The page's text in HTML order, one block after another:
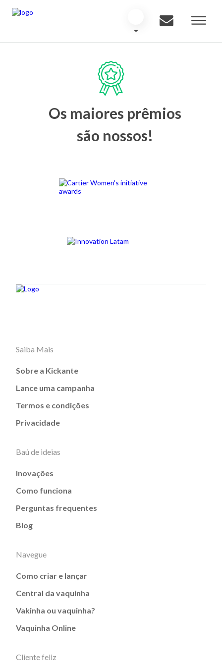
Os maiores prêmios
são nossos!
Saiba Mais
Sobre a Kickante
Lance uma campanha
Termos e condições
Privacidade
Baú de ideias
Inovações
Como funciona
Perguntas frequentes
Blog
Navegue
Como criar e lançar
Central da vaquinha
Vakinha ou vaquinha?
Vaquinha Online
Cliente feliz